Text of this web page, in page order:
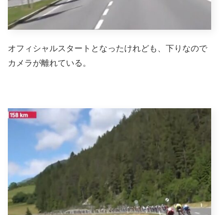
オフィシャルスタートとなったけれども、下りなので
カメラが離れている。